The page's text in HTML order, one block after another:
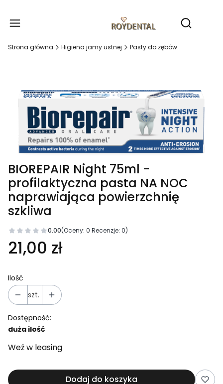
Otwórz
Strona główna Higiena jamy ustnej Pasty do zębów
BIOREPAIR Night 75ml -
profilaktyczna pasta NA NOC
naprawiająca powierzchnię
szkliwa
0.00(Oceny: 0 Recenzje: 0)
21,00 zł
Ilość
szt.
Dostępność:
duża ilość
Weź w leasing
Dodaj do koszyka